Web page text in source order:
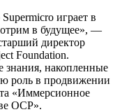
играет в
в будущее», —
директор
Foundation.
знания, накопленные
роль в продвижении
«Иммерсионное
OCP».